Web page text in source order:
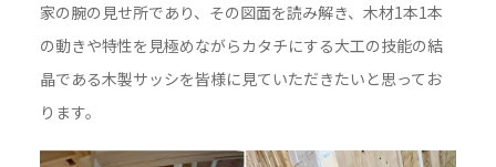
家の腕の見せ所であり、その図面を読み解き、木材1本1本
の動きや特性を見極めながらカタチにする大工の技能の結
晶である木製サッシを皆様に見ていただきたいと思ってお
ります。